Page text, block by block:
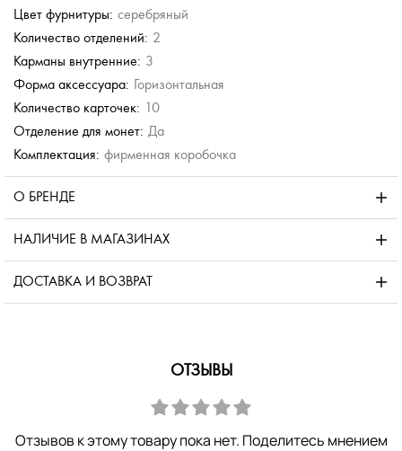
Цвет фурнитуры: серебряный
Количество отделений: 2
Карманы внутренние: 3
Форма аксессуара: Горизонтальная
Количество карточек: 10
Отделение для монет: Да
Комплектация: фирменная коробочка
О БРЕНДЕ
НАЛИЧИЕ В МАГАЗИНАХ
ДОСТАВКА И ВОЗВРАТ
ОТЗЫВЫ
Отзывов к этому товару пока нет. Поделитесь мнением